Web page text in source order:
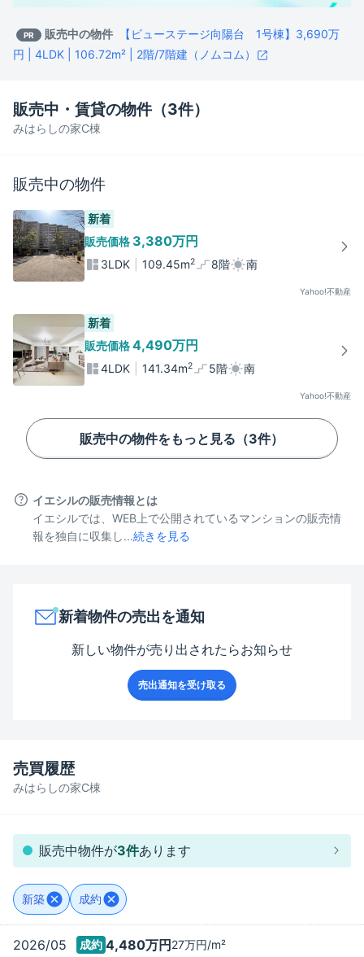
PR 販売中の物件
【ビューステージ向陽台 1号棟】3,690万
円 | 4LDK | 106.72m² | 2階/7階建（ノムコム）
みはらしの家C棟
販売中・賃貸の物件（3件）
販売中の物件
新着
販売価格 3,380万円
3LDK 109.45m2 8階 南
Yahoo!不動産
新着
販売価格4,490万円
4LDK 141.34m2 5階 南
Yahoo!不動産
販売中の物件をもっと見る（3件）
イエシルの販売情報とは
イエシルでは、WEB上で公開されているマンションの販売情
報を独自に収集し...続きを見る
新着物件の売出を通知
新しい物件が売り出されたらお知らせ
売出通知を受け取る
みはらしの家C棟
売買履歴
販売中物件が3件あります
新築 成約
2026/05 成約 4,480万円27万円/m²